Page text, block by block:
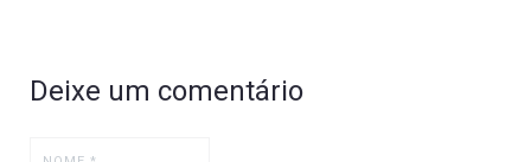
Deixe um comentário